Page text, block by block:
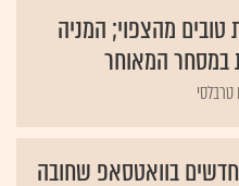
במסחר המאוחר
טרבלסי